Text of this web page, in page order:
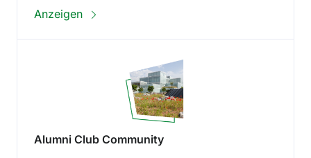
Anzeigen
Alumni Club Community